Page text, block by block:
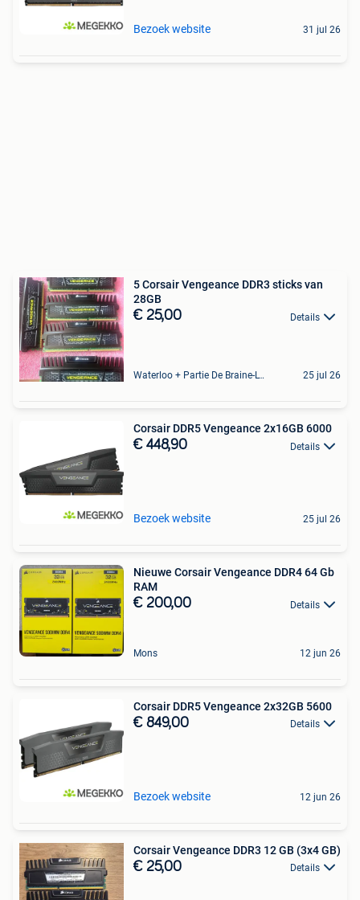
Bezoek website 31 jul 26
5 Corsair Vengeance DDR3 sticks van
28GB
€ 25,00 Details
Waterloo + Partie De Braine-L'Alleud, De Ohain 25 jul 26
Corsair DDR5 Vengeance 2x16GB 6000
€ 448,90 Details
Bezoek website 25 jul 26
Nieuwe Corsair Vengeance DDR4 64 Gb
RAM
€ 200,00 Details
Mons 12 jun 26
Corsair DDR5 Vengeance 2x32GB 5600
€ 849,00 Details
Bezoek website 12 jun 26
Corsair Vengeance DDR3 12 GB (3x4 GB)
€ 25,00 Details